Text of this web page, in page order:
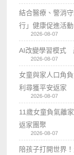
結合醫療、警消
行」健康促進活
2026-08-07
AI改變學習模式
2026-08-07
女童與家人口角
利尋獲平安返家
2026-08-07
11歲女童負氣離
返家團聚
2026-08-07
陪孩子打開世界